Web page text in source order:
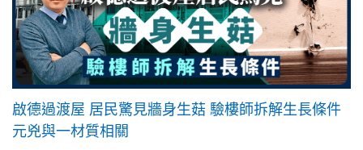
啟德過渡屋 居民驚見牆身生菇 驗樓師拆解生長條件
元兇與一材質相關